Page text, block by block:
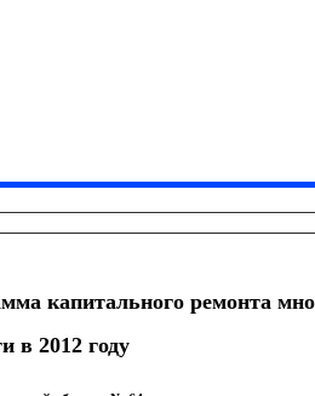
капитального ремонта
в 2012 году